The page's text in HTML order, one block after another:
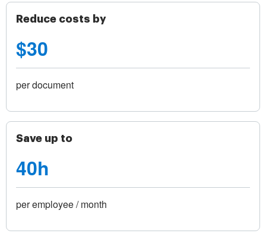
Reduce costs by
$30
per document
Save up to
40h
per employee / month